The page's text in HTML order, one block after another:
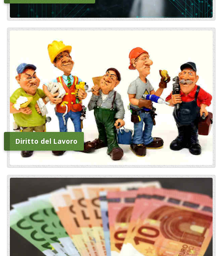
Diritto del Lavoro